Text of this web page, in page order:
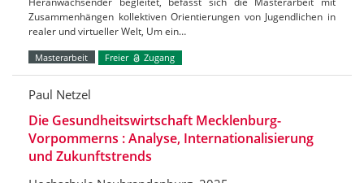
Zusammenhängen kollektiven Orientierungen von Jugendlichen in
realer und virtueller Welt, Um ein…
Masterarbeit Freier Zugang
Paul Netzel
Die Gesundheitswirtschaft Mecklenburg-
Vorpommerns : Analyse, Internationalisierung
und Zukunftstrends